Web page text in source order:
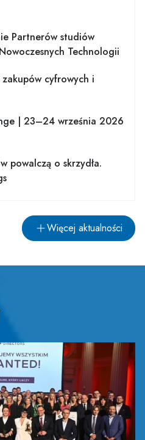
Partnerów studiów
Technologii
cyfrowych i
| 23–24 września 2026
powalczą o skrzydła.
Więcej aktualności